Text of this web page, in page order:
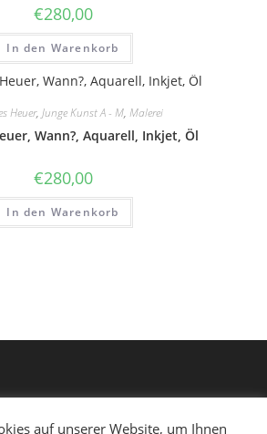
€280,00
In den Warenkorb
Heuer, Junge Kunst A - M, Malerei
Wann?, Aquarell, Inkjet, Öl
€280,00
In den Warenkorb
auf unserer Website, um Ihnen